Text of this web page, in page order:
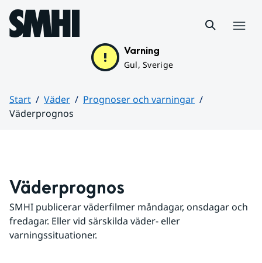
Hoppa till sidans innehåll
Varning
Gul, Sverige
Start Väder
Prognoser och varningar
Väderprognos
Väderprognos
SMHI publicerar väderfilmer måndagar, onsdagar och
fredagar. Eller vid särskilda väder- eller
varningssituationer.